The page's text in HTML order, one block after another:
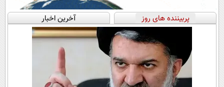
پربیننده های روز آخرین اخبار